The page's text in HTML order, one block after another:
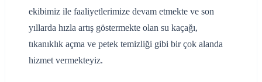
ekibimiz ile faaliyetlerimize devam etmekte ve son
yıllarda hızla artış göstermekte olan su kaçağı,
tıkanıklık açma ve petek temizliği gibi bir çok alanda
hizmet vermekteyiz.